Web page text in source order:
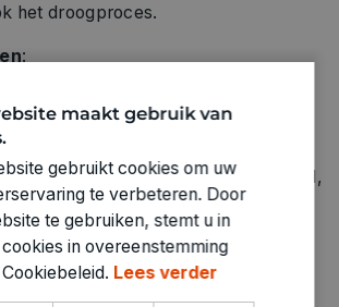
het droogproces.
:
ondergronden. Alcoholinkt kan
afhankelijk van de achtergrond.
absorberend speciaal papier, metaal,
en vele andere materialen.
om testapplicaties uit te
achtergrond.
Bedek het werkoppervlak en uw
maakt gebruik van
gebruikt cookies om uw
te verbeteren. Door
te gebruiken, stemt u in
in overeenstemming
Lees verder